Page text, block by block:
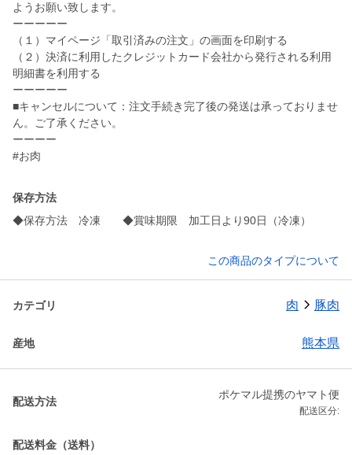
ようお願い致します。
ーーーーー
（１）マイページ「取引済みの注文」の画面を印刷する
（２）決済に利用したクレジットカード会社から発行される利用
明細書を利用する
ーーーーー
■キャンセルについて：注文手続き完了後の発送は承っておりませ
ん。ご了承ください。
ーーーー
#お肉
保存方法
◆保存方法 冷凍 ◆賞味期限 加工日より90日（冷凍）
この商品のタイプについて
カテゴリ 肉 豚肉
産地 熊本県
配送方法
ポケマル提携のヤマト便
配送区分:
配送料金（送料）